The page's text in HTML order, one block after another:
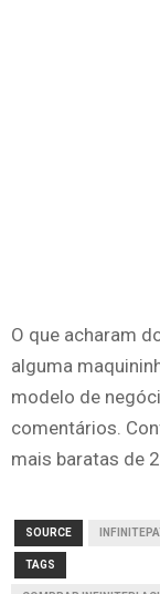
O que acharam
alguma
modelo de
comentários.
mais baratas de
SOURCE
TAGS